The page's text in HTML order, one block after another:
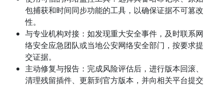
包捕获和时间同步功能的工具，以确保证据不可篡改
性。
与专业机构对接：如发现重大安全事件，及时联系网
络安全应急团队或当地公安网络安全部门，按要求提
交证据。
主动修复与报告：完成风险评估后，进行版本回滚、
清理残留插件、更新到官方版本，并向相关平台提交